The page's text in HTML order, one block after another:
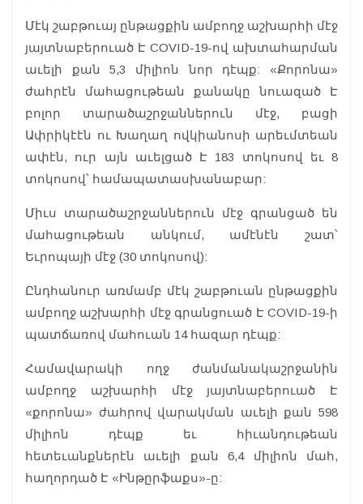
Մէկ շաբթուայ ընթացքին ամբողջ աշխարհի մէջ
յայտնաբերուած Է COVID-19-ով ախտահարման
աւելի քան 5,3 միլիոն նոր դէպք: «Քորոնա»
ժահրէն մահացութեան քանակը նուազած Է
բոլոր տարածաշրջաններուն մէջ, բացի
Ափրիկէէն ու Խաղաղ ովկիանոսի արեւմտեան
ափէն, ուր այն աւելցած Է 183 տոկոսով եւ 8
տոկոսով՝ համապատասխանաբար:
Միւս տարածաշրջաններուն մէջ գրանցած են
մահացութեան անկում, ամէնէն շատ՝
Եւրոպայի մէջ (30 տոկոսով):
Ընդհանուր առմամբ մէկ շաբթուան ընթացքին
ամբողջ աշխարհի մէջ գրանցուած Է COVID-19-ի
պատճառով մահուան 14 հազար դէպք:
Համավարակի ողջ ժանմանակաշրջանին
ամբողջ աշխարհի մէջ յայտնաբերուած Է
«քորոնա» ժահրով վարակման աւելի քան 598
միլիոն դէպք եւ հիւանդութեան
հետեւանքներէն աւելի քան 6,4 միլիոն մահ,
հաղորդած Է «Ինթըրֆաքս»-ը: